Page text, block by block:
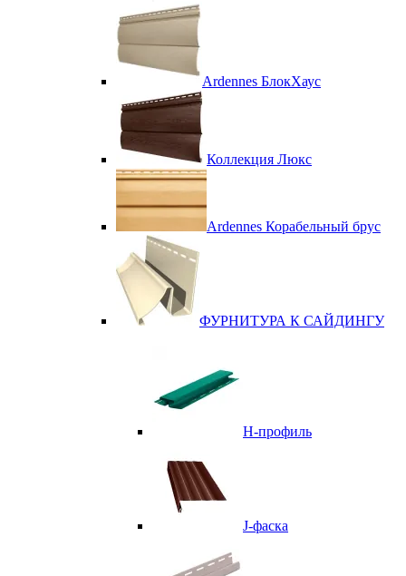
Ardennes БлокХаус
Коллекция Люкс
Ardennes Корабельный брус
ФУРНИТУРА К САЙДИНГУ
Н-профиль
J-фаска